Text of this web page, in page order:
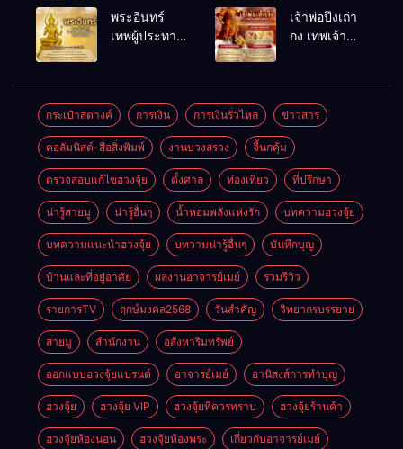
เคล็ดลับปรับ
ดวง ปรับร้าน
ให้ลูกค้าแน่น
พลังชีวิต
พระอินทร์
เทพผู้ประทาน
เจ้าพ่อปึงเถ่า
กง เทพเจ้า
กระเป๋าสตางค์ การเงิน การเงินรั่วไหล ข่าวสาร
คอลัมนิสต์-สื่อสิ่งพิมพ์ งานบวงสรวง จี้นกคุ้ม
ตรวจสอบแก้ไขฮวงจุ้ย ตั้งศาล ท่องเที่ยว ที่ปรึกษา
น่ารู้สายมู น่ารู้อื่นๆ น้ำหอมพลังแห่งรัก บทความฮวงจุ้ย
บทความแนะนำฮวงจุ้ย บทวามน่ารู้อื่นๆ บันทึกบุญ
บ้านและที่อยู่อาศัย ผลงานอาจารย์เมย์ รวมรีวิว
รายการTV ฤกษ์มงคล2568 วันสำคัญ วิทยากรบรรยาย
สายมู สำนักงาน อสังหาริมทรัพย์
ออกแบบฮวงจุ้ยแบรนด์ อาจารย์เมย์ อานิสงส์การทำบุญ
ฮวงจุ้ย ฮวงจุ้ย VIP ฮวงจุ้ยที่ควรทราบ ฮวงจุ้ยร้านค้า
ฮวงจุ้ยห้องนอน ฮวงจุ้ยห้องพระ เกี่ยวกับอาจารย์เมย์